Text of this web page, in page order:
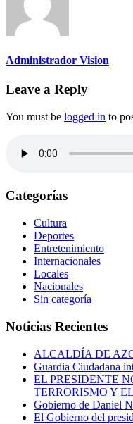
Administrador Vision
Leave a Reply
You must be logged in to
Categorías
Cultura
Deportes
Entretenimiento
Internacionales
Locales
Nacionales
Sin categoría
Noticias Recientes
ALCALDÍA DE
Guardia Ciudadana
EL PRESIDENTE
TERRORISMO Y
Gobierno de Daniel
El Gobierno del